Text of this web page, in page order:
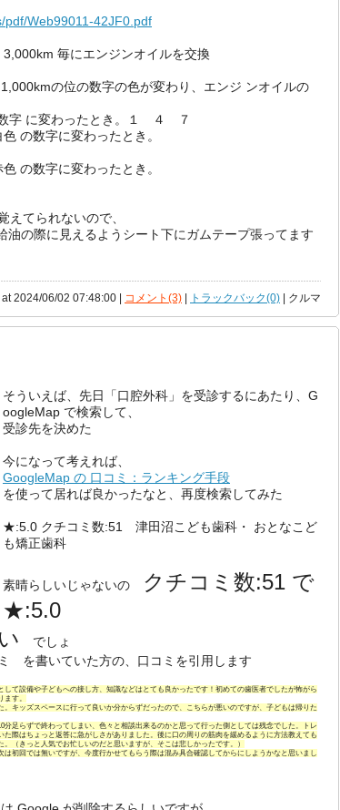
pdf/Web99011-42JF0.pdf
毎にエンジンオイルを交換
の位の数字の色が変わり、エンジ ンオイルの
字 に変わったとき。１ ４ ７
の数字に変わったとき。
の数字に変わったとき。
えてられないので、
の際に見えるようシート下にガムテープ張ってます
at 2024/06/02 07:48:00 | コメント(3) トラックバック(0) | クルマ
そういえば、先日「口腔外科」を受診するにあたり、G
oogleMap で検索して、
受診先を決めた
今になって考えれば、
GoogleMap の 口コミ：ランキング手段
を使って居れば良かったなと、再度検索してみた
★:5.0 クチコミ数:51 津田沼こども歯科・ おとなこど
も矯正歯科
素晴らしいじゃないの
クチコミ数:51 で
★:5.0
でしょ
書いていた方の、口コミを引用します
て設備や子どもへの接し方、知識などはとても良かったです！初めての歯医者でしたが怖がら
す。
キッズスペースに行って良いか分からずだったので、こちらが悪いのですが、子どもは帰りた
足らずで終わってしまい、色々と相談出来るのかと思って行った側としては残念でした。トレ
際はちょっと返答に急がしさがありました。後に口の周りの筋肉を緩めるように方法教えても
（きっと人気でお忙しいのだと思いますが、そこは悲しかったです。）
初回では無いですが、今度行かせてもらう際は混み具合確認してからにしようかなと思いまし